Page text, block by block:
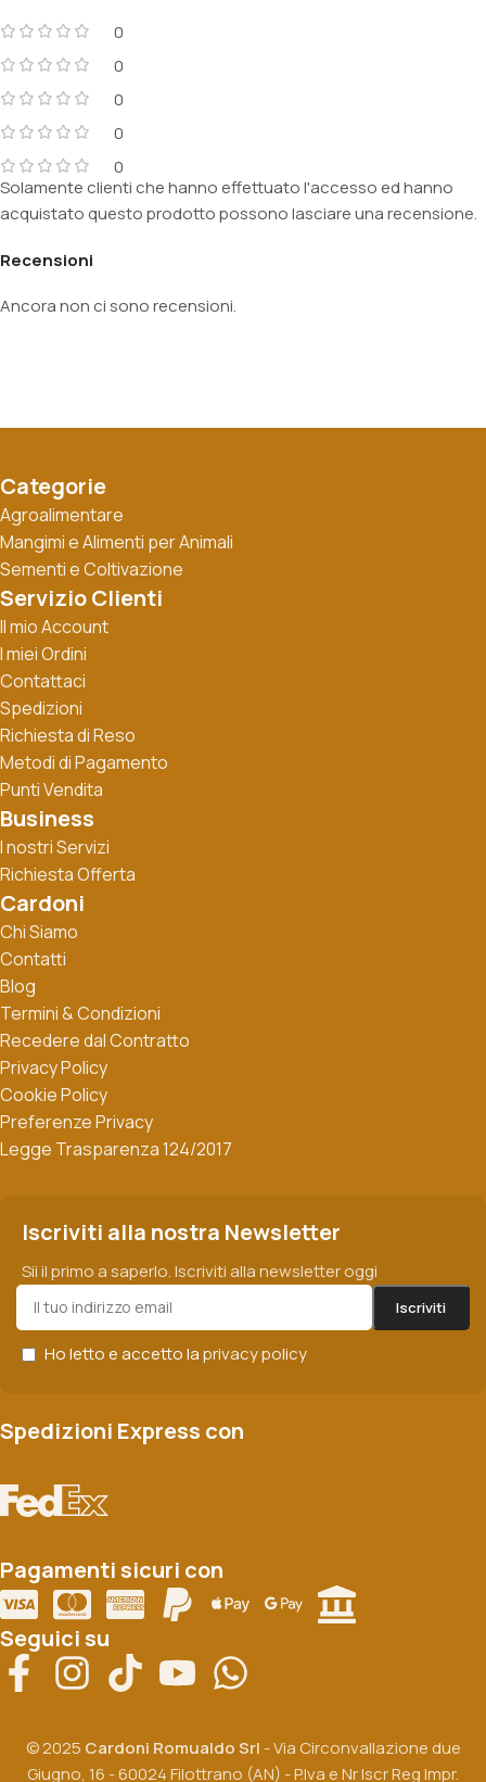
0
0
0
0
0
Recensioni
Ancora non ci sono recensioni.
Solamente clienti che hanno effettuato l'accesso ed hanno
acquistato questo prodotto possono lasciare una recensione.
Categorie
Agroalimentare
Mangimi e Alimenti per Animali
Sementi e Coltivazione
Servizio Clienti
Il mio Account
I miei Ordini
Contattaci
Spedizioni
Richiesta di Reso
Metodi di Pagamento
Punti Vendita
Business
I nostri Servizi
Richiesta Offerta
Cardoni
Chi Siamo
Contatti
Blog
Termini & Condizioni
Recedere dal Contratto
Privacy Policy
Cookie Policy
Preferenze Privacy
Legge Trasparenza 124/2017
Iscriviti alla nostra Newsletter
Sii il primo a saperlo. Iscriviti alla newsletter oggi
Ho letto e accetto laprivacy policy
Spedizioni Express con
Pagamenti sicuri con
Seguici su
© 2025 Cardoni Romualdo Srl - Via Circonvallazione due
Giugno, 16 - 60024 Filottrano (AN) - P.Iva e Nr Iscr Reg Impr.